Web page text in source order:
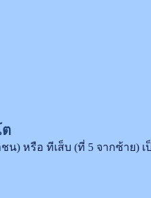
ต
หรือ ทีเส็บ (ที่ 5 จากซ้าย) เ